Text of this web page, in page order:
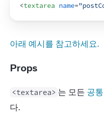
<textarea name=
아래 예시를 참고하세요.
Props
<textarea> 는 모든 공
다.